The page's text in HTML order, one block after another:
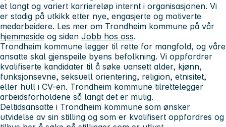
et langt og variert karriereløp internt i organisasjonen. Vi
er stadig på utkikk etter nye, engasjerte og motiverte
medarbeidere. Les mer om Trondheim kommune på vår
hjemmeside og siden Jobb hos oss.
Trondheim kommune legger til rette for mangfold, og våre
ansatte skal gjenspeile byens befolkning. Vi oppfordrer
kvalifiserte kandidater til å søke uansett alder, kjønn,
funksjonsevne, seksuell orientering, religion, etnisitet,
eller hull i CV-en. Trondheim kommune tilrettelegger
arbeidsforholdene så langt det er mulig.
Deltidsansatte i Trondheim kommune som ønsker
utvidelse av sin stilling og som er kvalifisert oppfordres og